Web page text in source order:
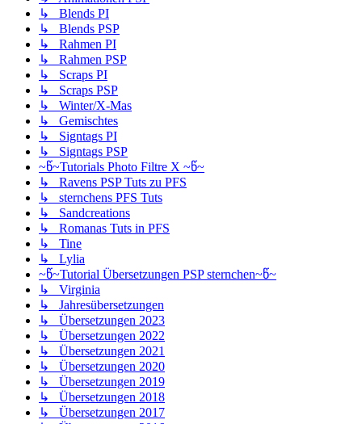
↳ Blends PI
↳ Blends PSP
↳ Rahmen PI
↳ Rahmen PSP
↳ Scraps PI
↳ Scraps PSP
↳ Winter/X-Mas
↳ Gemischtes
↳ Signtags PI
↳ Signtags PSP
~წ~Tutorials Photo Filtre X ~წ~
↳ Ravens PSP Tuts zu PFS
↳ sternchens PFS Tuts
↳ Sandcreations
↳ Romanas Tuts in PFS
↳ Tine
↳ Lylia
~წ~Tutorial Übersetzungen PSP sternchen~წ~
↳ Virginia
↳ Jahresübersetzungen
↳ Übersetzungen 2023
↳ Übersetzungen 2022
↳ Übersetzungen 2021
↳ Übersetzungen 2020
↳ Übersetzungen 2019
↳ Übersetzungen 2018
↳ Übersetzungen 2017